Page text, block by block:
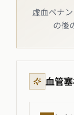
虚血ペナ
の後
血管